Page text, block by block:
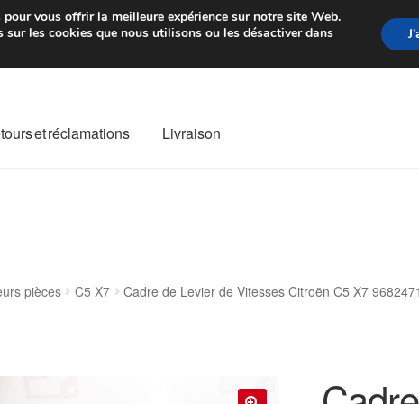
de 7 EUR Du lundi au
et réclamations Livraison
pièces C5 X7 Cadre de Levier de Vitesses Citroën C5 X7
vous offrir la meilleure expérience sur notre site Web.
sur les cookies que nous utilisons ou les désactiver dans